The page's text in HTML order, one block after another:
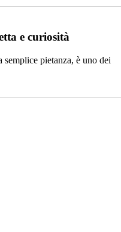
e curiosità
pietanza, è uno dei